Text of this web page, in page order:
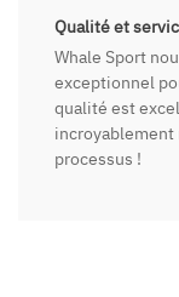
Qualité et
Whale Sport
exceptionnel
qualité est
incroyablement
processus !